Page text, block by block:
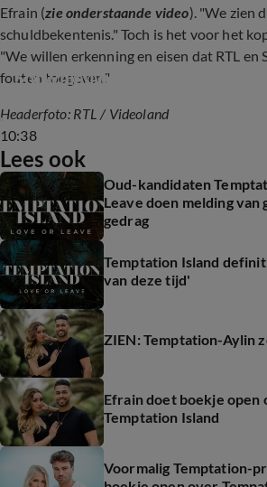
Efrain (zie onderstaande video). "We zien
schuldbekentenis." Toch is het voor het
"We willen erkenning en eisen dat RTL en
fouten toegeven."
10:38
Shownieuws-tafel over
Headerfoto: RTL/ Videoland
Lees ook
Oud-kandidaten
Leave doen melding
gedrag
Temptation Island
van deze tijd'
ZIEN: Temptation-Aylin
Efrain doet boekje open
Temptation Island
Voormalig Temptation-